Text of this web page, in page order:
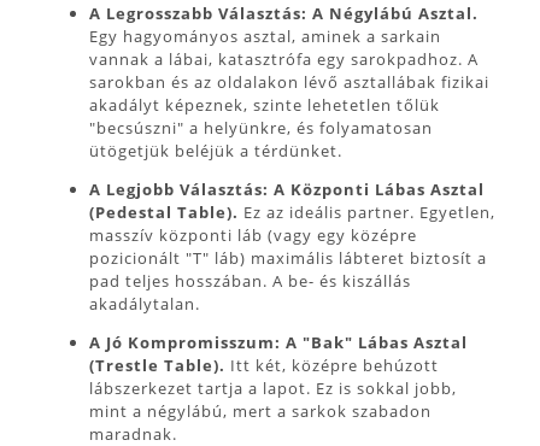
A Legrosszabb Választás: A Négylábú Asztal.
Egy hagyományos asztal, aminek a sarkain
vannak a lábai, katasztrófa egy sarokpadhoz. A
sarokban és az oldalakon lévő asztallábak fizikai
akadályt képeznek, szinte lehetetlen tőlük
"becsúszni" a helyünkre, és folyamatosan
ütögetjük beléjük a térdünket.
A Legjobb Választás: A Központi Lábas Asztal
(Pedestal Table). Ez az ideális partner. Egyetlen,
masszív központi láb (vagy egy középre
pozicionált "T" láb) maximális lábteret biztosít a
pad teljes hosszában. A be- és kiszállás
akadálytalan.
A Jó Kompromisszum: A "Bak" Lábas Asztal
(Trestle Table). Itt két, középre behúzott
lábszerkezet tartja a lapot. Ez is sokkal jobb,
mint a négylábú, mert a sarkok szabadon
maradnak.